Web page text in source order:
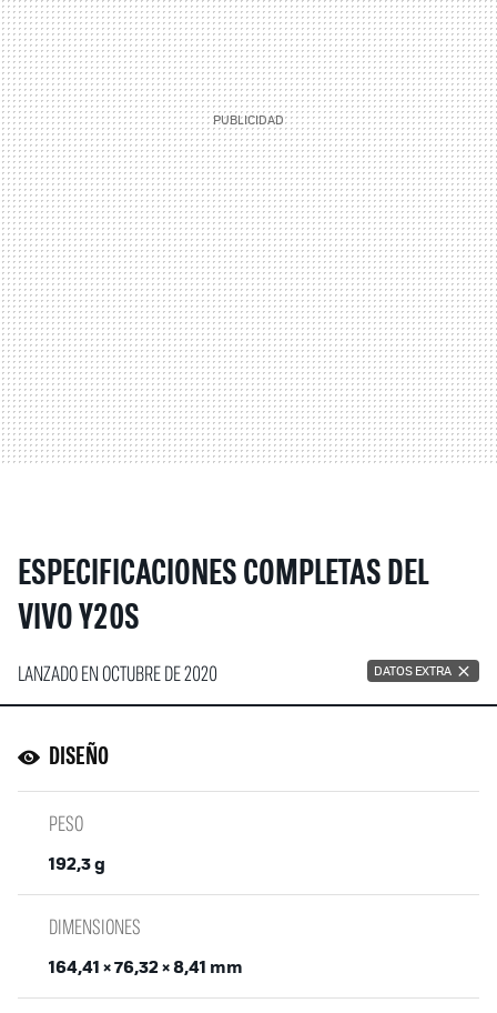
ESPECIFICACIONES COMPLETAS DEL
VIVO Y20S
LANZADO EN OCTUBRE DE 2020 DATOS EXTRA
DISEÑO
PESO
192,3 g
DIMENSIONES
164,41 × 76,32 × 8,41 mm